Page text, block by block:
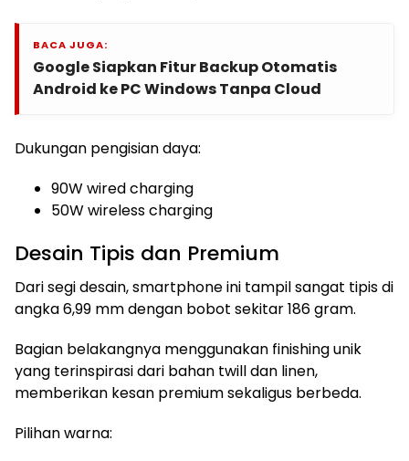
BACA JUGA:
Google Siapkan Fitur Backup Otomatis
Android ke PC Windows Tanpa Cloud
Dukungan pengisian daya:
90W wired charging
50W wireless charging
Desain Tipis dan Premium
Dari segi desain, smartphone ini tampil sangat tipis di
angka 6,99 mm dengan bobot sekitar 186 gram.
Bagian belakangnya menggunakan finishing unik
yang terinspirasi dari bahan twill dan linen,
memberikan kesan premium sekaligus berbeda.
Pilihan warna: